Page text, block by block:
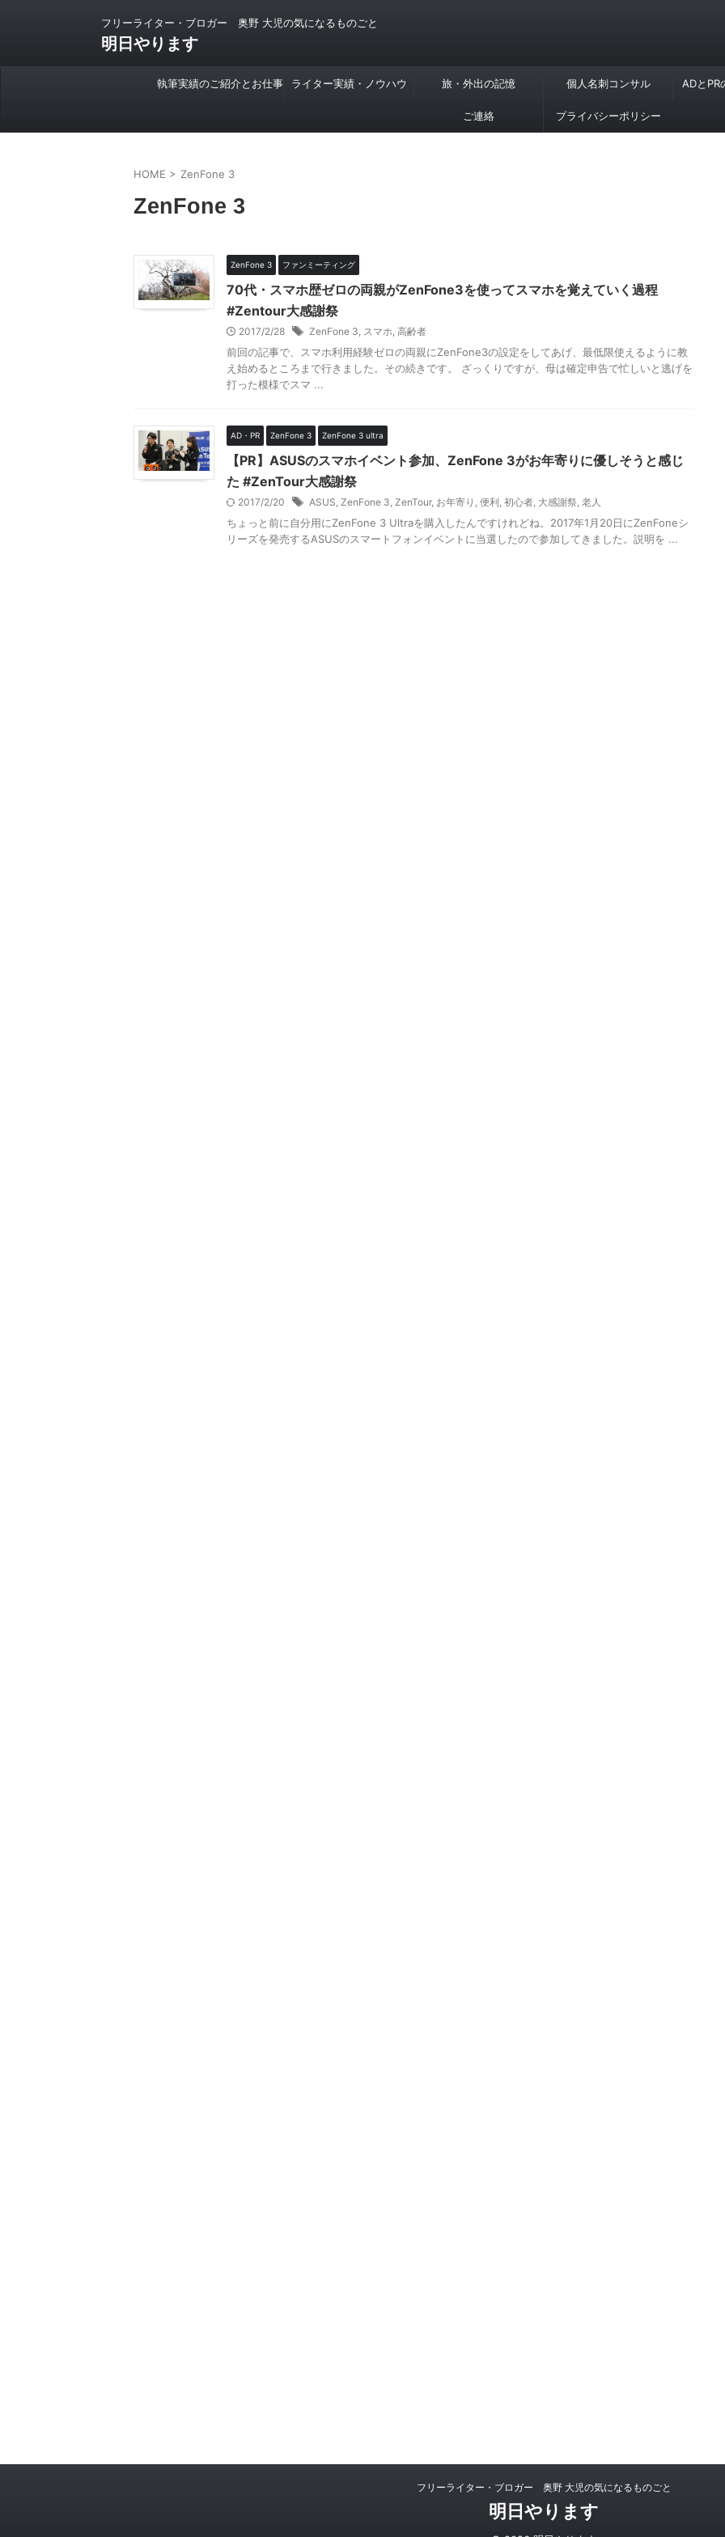
フリーライター・ブロガー 奥野 大児の気になるものごと
明日やります
執筆実績のご紹介とお仕事 ライター実績・ノウハウ 旅・外出の記憶 個人名刺コンサル ADとPR
ご連絡 プライバシーポリシー
HOME > ZenFone 3
ZenFone 3
ZenFone 3 ファンミーティング
70代・スマホ歴ゼロの両親がZenFone3を使ってスマホを覚えていく過程
#Zentour大感謝祭
2017/2/28 ZenFone 3, スマホ, 高齢者
前回の記事で、スマホ利用経験ゼロの両親にZenFone3の設定をしてあげ、最低限使えるように教
え始めるところまで行きました。その続きです。 ざっくりですが、母は確定申告で忙しいと逃げを
打った模様でスマ ...
AD・PR ZenFone 3 ZenFone 3 ultra
【PR】ASUSのスマホイベント参加、ZenFone 3がお年寄りに優しそうと感じ
た #ZenTour大感謝祭
2017/2/20 ASUS, ZenFone 3, ZenTour, お年寄り , 便利, 初心者, 大感謝祭, 老人
ちょっと前に自分用にZenFone 3 Ultraを購入したんですけれどね。2017年1月20日にZenFoneシ
リーズを発売するASUSのスマートフォンイベントに当選したので参加してきました。説明を ...
フリーライター・ブロガー 奥野 大児の気になるものごと
明日やります